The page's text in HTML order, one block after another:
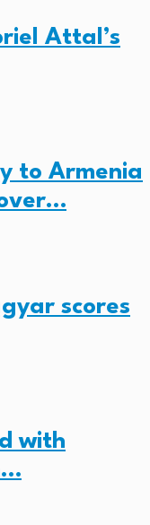
Attal’s
to Armenia
scores
with